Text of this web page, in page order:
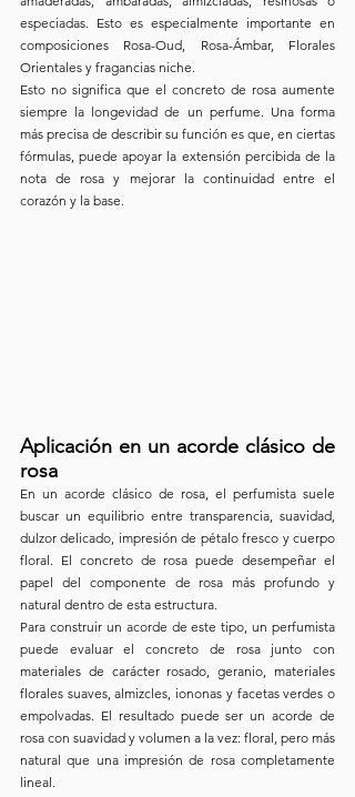
especiadas. Esto es especialmente importante en
composiciones Rosa-Oud, Rosa-Ámbar, Florales
Orientales y fragancias niche.
Esto no significa que el concreto de rosa aumente
siempre la longevidad de un perfume. Una forma
más precisa de describir su función es que, en ciertas
fórmulas, puede apoyar la extensión percibida de la
nota de rosa y mejorar la continuidad entre el
corazón y la base.
Aplicación en un acorde clásico de
rosa
En un acorde clásico de rosa, el perfumista suele
buscar un equilibrio entre transparencia, suavidad,
dulzor delicado, impresión de pétalo fresco y cuerpo
floral. El concreto de rosa puede desempeñar el
papel del componente de rosa más profundo y
natural dentro de esta estructura.
Para construir un acorde de este tipo, un perfumista
puede evaluar el concreto de rosa junto con
materiales de carácter rosado, geranio, materiales
florales suaves, almizcles, iononas y facetas verdes o
empolvadas. El resultado puede ser un acorde de
rosa con suavidad y volumen a la vez: floral, pero más
natural que una impresión de rosa completamente
lineal.